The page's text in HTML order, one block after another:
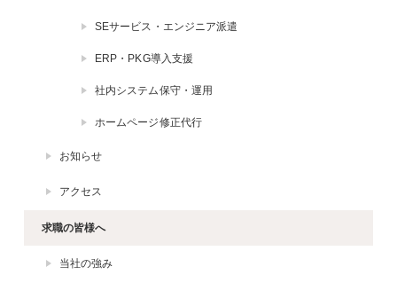
SEサービス・エンジニア派遣
ERP・PKG導入支援
社内システム保守・運用
ホームページ修正代行
お知らせ
アクセス
求職の皆様へ
当社の強み